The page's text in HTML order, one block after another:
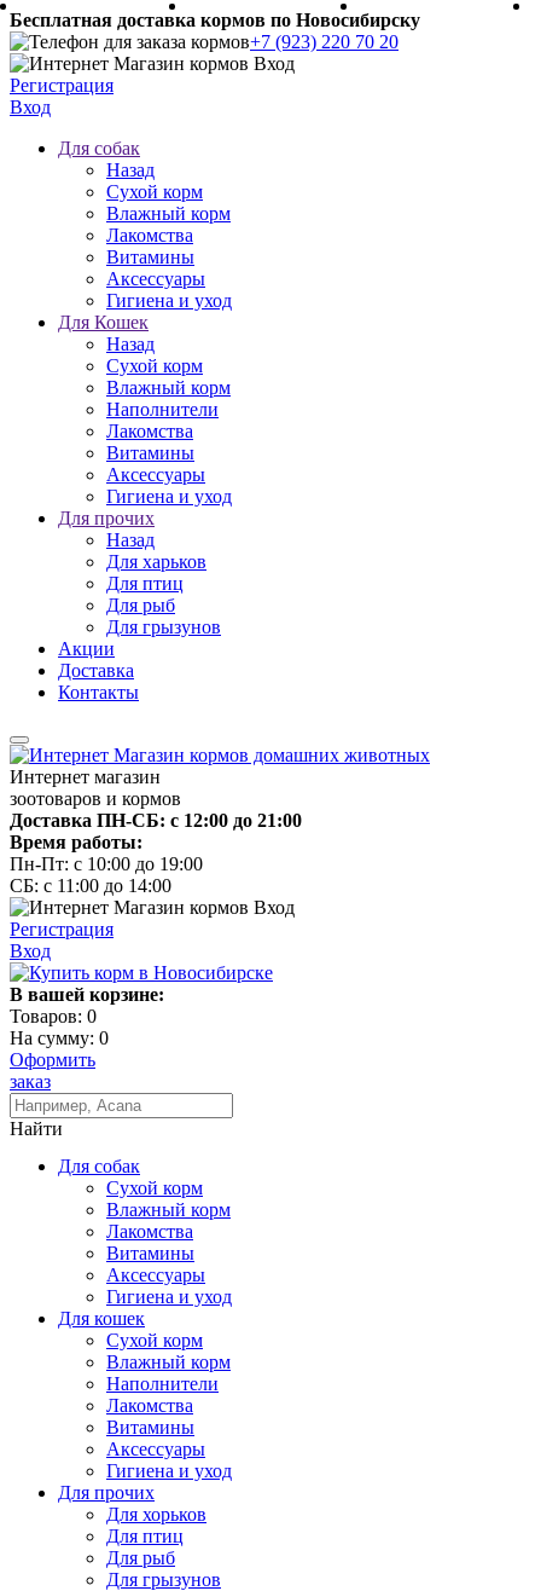
Бесплатная доставка кормов по Новосибирску
+7 (923) 220 70 20
Регистрация
Вход
Для собак
Назад
Сухой корм
Влажный корм
Лакомства
Витамины
Аксессуары
Гигиена и уход
Для Кошек
Назад
Сухой корм
Влажный корм
Наполнители
Лакомства
Витамины
Аксессуары
Гигиена и уход
Для прочих
Назад
Для харьков
Для птиц
Для рыб
Для грызунов
Акции
Доставка
Контакты
Интернет магазин
зоотоваров и кормов
Доставка ПН-СБ: с 12:00 до 21:00
Время работы:
Пн-Пт: с 10:00 до 19:00
СБ: с 11:00 до 14:00
Регистрация
Вход
В вашей корзине:
Товаров: 0
На сумму: 0
Оформить
заказ
Найти
Для собак
Сухой корм
Влажный корм
Лакомства
Витамины
Аксессуары
Гигиена и уход
Для кошек
Сухой корм
Влажный корм
Наполнители
Лакомства
Витамины
Аксессуары
Гигиена и уход
Для прочих
Для хорьков
Для птиц
Для рыб
Для грызунов